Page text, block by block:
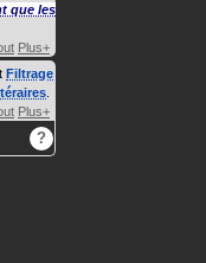
que les
Plus+
Filtrage
Plus+
?